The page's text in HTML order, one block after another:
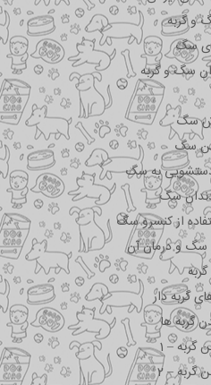
و گربه
سگ
سگ و گربه
سگ
سگ
به سگ
سگ
از کنسرو سگ
سگ و درمان آن
گربه دار
گربه ها
گربه – 1
گربه – 2